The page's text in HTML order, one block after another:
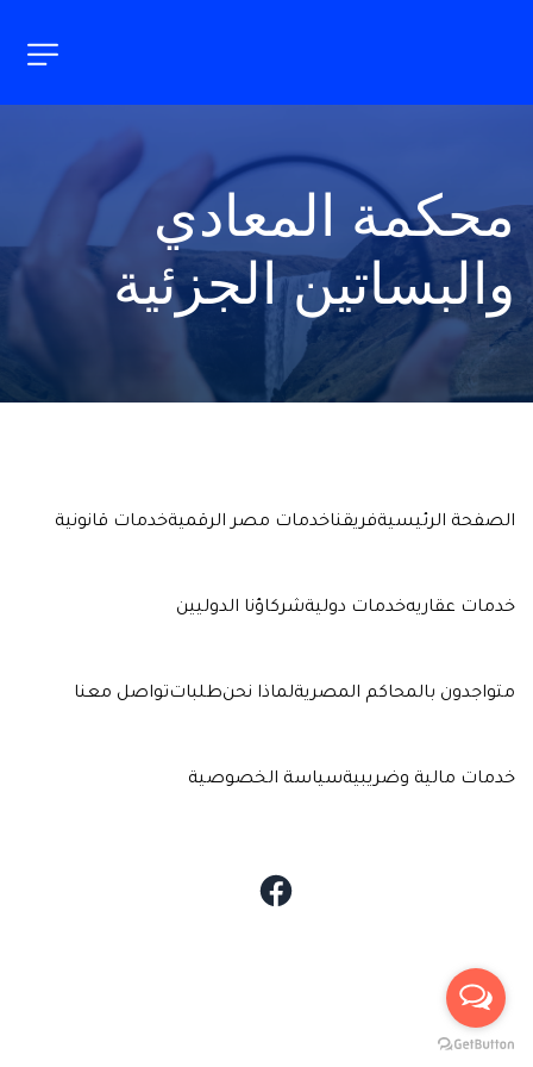
محكمة المعادي
والبساتين الجزئية
الصفحة الرئيسيةفريقناخدمات مصر الرقميةخدمات قانونية
خدمات عقاريهخدمات دوليةشركاؤنا الدوليين
متواجدون بالمحاكم المصريةلماذا نحنطلباتتواصل معنا
خدمات مالية وضريبيةسياسة الخصوصية